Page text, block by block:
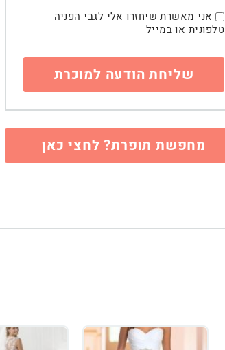
אני מאשרת שיחזרו אלי לגבי הפניה
טלפונית או במייל
מחפשת תופרת? לחצי כאן